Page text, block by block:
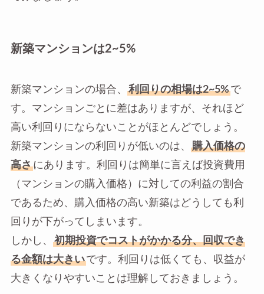
新築マンションは2~5%
新築マンションの場合、 利回りの相場は2~5%で
す。マンションごとに差はありますが、それほど
高い利回りにならないことがほとんどでしょう。
新築マンションの利回りが低いのは、
購入価格の
高さにあります。利回りは簡単に言えば投資費用
（マンションの購入価格）に対しての利益の割合
であるため、購入価格の高い新築はどうしても利
回りが下がってしまいます。
しかし、
初期投資でコストがかかる分、回収でき
る金額は大きいです。利回りは低くても、収益が
大きくなりやすいことは理解しておきましょう。